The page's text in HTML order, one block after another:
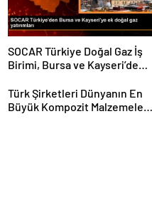
SOCAR Türkiye Doğal Gaz İş
Birimi, Bursa ve Kayseri’de
Türk Şirketleri Dünyanın En
Büyük Kompozit Malzemeler